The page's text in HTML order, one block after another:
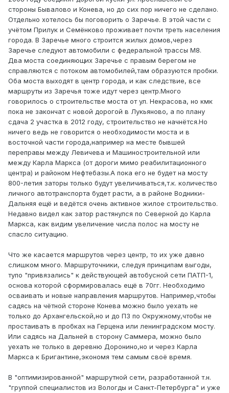
стороны Бывалово и Конева, но до сих пор ничего не сделано.
Отдельно хотелось бы поговорить о Заречье. В этой части с
учётом Прилук и Семёнково проживает почти треть населения
города. В Заречье много строится жилых домов,через
Заречье следуют автомобили с федеральной трассы М8.
Два моста соединяющих Заречье с правым берегом не
справляются с потоком автомобилей,там образуются пробки.
Оба моста выходят в центр города, и как следствие, все
маршруты из Заречья тоже идут через центр.Много
говорилось о строительстве моста от ул. Некрасова, но кмк
пока не закончат с новой дорогой в Лукьяново, а по плану
сдача 2 участка в 2012 году, строительство не начнётся.Но
ничего ведь не говорится о необходимости моста и в
восточной части города,например на месте бывшей
переправы между Левичева и Машиностроительной или
между Карла Маркса (от дороги мимо реабилитационного
центра) и районом Нефтебазы.А пока его не будет на мосту
800-летия заторы только будут увеличиваться,т.к. количество
личного автотранспорта будет расти, а в районе Водники-
Дальняя ещё и ведётся очень активное жилое строительство.
Недавно видел как затор растянулся по Северной до Карла
Маркса, как видим увеличение числа полос на мосту не
спасло ситуацию.
Что же касается маршрутов через центр, то их уже давно
слишком много. Маршруточники, следуя принципам выгоды,
тупо "привязались" к действующей автобусной сети ПАТП-1,
основа которой сформировалась ещё в 70гг. Необходимо
осваивать и новые направления маршрутов. Например,чтобы
садясь на чётной стороне Конева можно было уехать не
только до Архангельской,но и до ПЗ по Окружному,чтобы не
простаивать в пробках на Герцена или ленинградском мосту.
Или садясь на Дальней в сторону Саммера, можно было
уехать не только в деревню Доронино,но и через Карла
Маркса к Бригантине,экономя тем самым своё время.
В "оптимизированной" маршрутной сети, разработанной т.н.
"группой специалистов из Вологды и Санкт-Петербурга" и уже